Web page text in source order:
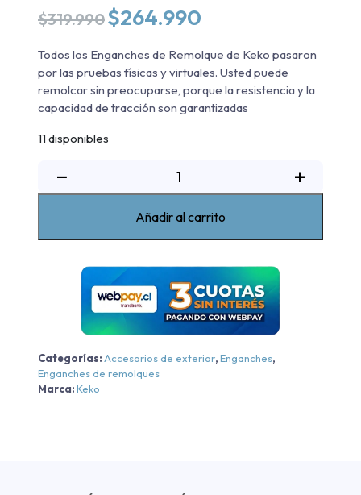
$319.990 El
precio
original
era:
$319.990.
$264.990
actual
es:
$264.990.
Todos los Enganches de Remolque de Keko pasaron
por las pruebas físicas y virtuales. Usted puede
remolcar sin preocuparse, porque la resistencia y la
capacidad de tracción son garantizadas
11 disponibles
−
Hunter
2022-
2023
cantidad
+
Añadir al carrito
Categorías:Accesorios de exterior,Enganches,
Enganches de remolques
Marca:Keko